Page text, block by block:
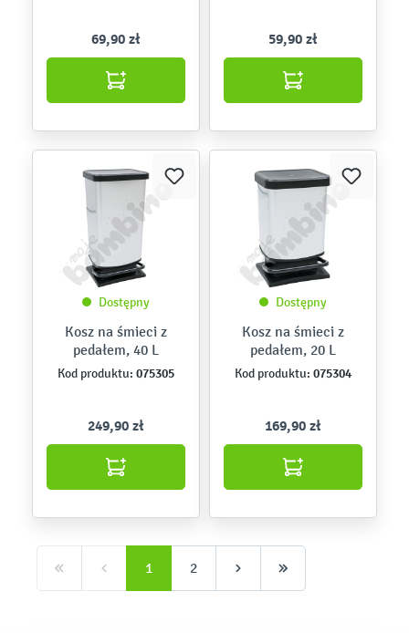
69,90 zł 59,90 zł
Dostępny
Kosz na śmieci z
pedałem, 40 L
Kod produktu: 075305
249,90 zł
Dostępny
Kosz na śmieci z
pedałem, 20 L
Kod produktu: 075304
169,90 zł
1 2